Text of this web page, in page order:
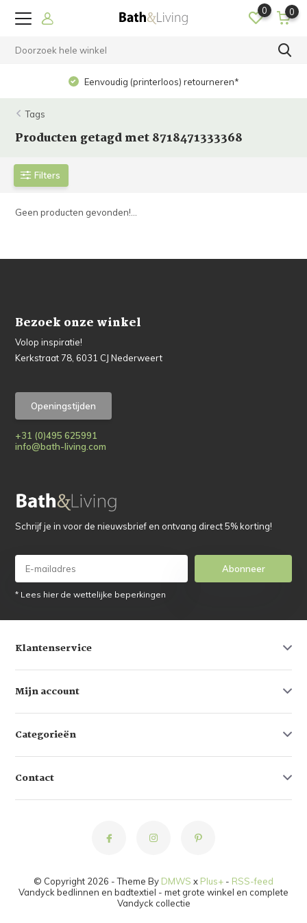
0 0
Eenvoudig (printerloos) retourneren*
Tags
Producten getagd met 8718471333368
Filters
Geen producten gevonden!...
Bezoek onze winkel
Volop inspiratie!
Kerkstraat 78, 6031 CJ Nederweert
Openingstijden
+31 (0)495 625991
info@bath-living.com
Schrijf je in voor de nieuwsbrief en ontvang direct 5% korting!
Abonneer
* Lees hier de wettelijke beperkingen
Klantenservice
Mijn account
Categorieën
Contact
© Copyright 2026 - Theme By DMWS x Plus+ - RSS-feed
Vandyck bedlinnen en badtextiel - met grote winkel en complete
Vandyck collectie